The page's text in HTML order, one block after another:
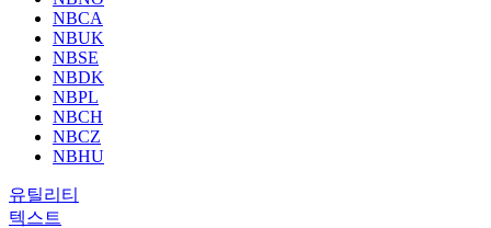
NBCA
NBUK
NBSE
NBDK
NBPL
NBCH
NBCZ
NBHU
유틸리티
텍스트